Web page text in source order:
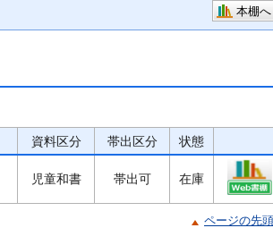
本棚へ
資料区分 帯出区分 状態
児童和書 帯出可 在庫
ページの先